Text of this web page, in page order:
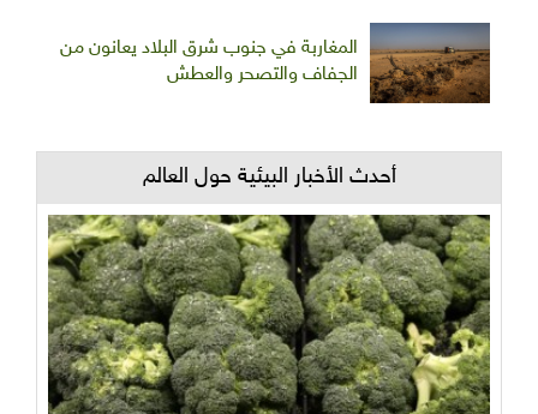
المغاربة في جنوب شرق البلاد يعانون من
الجفاف والتصحر والعطش
أحدث الأخبار البيئية حول العالم